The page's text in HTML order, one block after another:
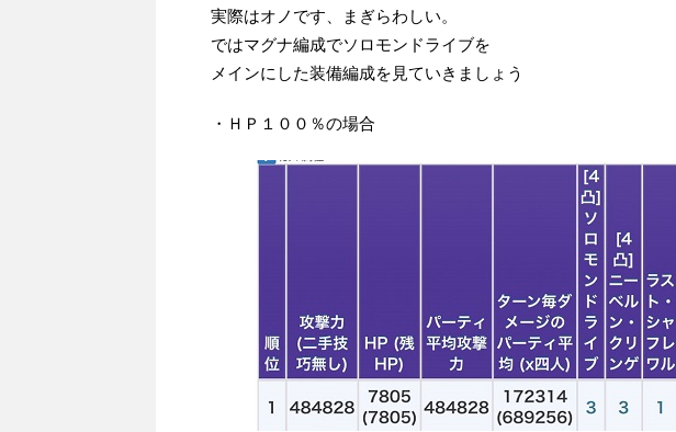
実際はオノです、まぎらわしい。
ではマグナ編成でソロモンドライブを
メインにした装備編成を見ていきましょう
・ＨＰ１００％の場合